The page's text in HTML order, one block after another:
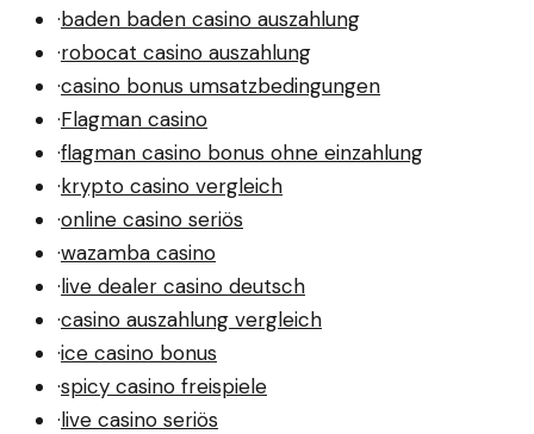
·baden baden casino auszahlung
·robocat casino auszahlung
·casino bonus umsatzbedingungen
·Flagman casino
·flagman casino bonus ohne einzahlung
·krypto casino vergleich
·online casino seriös
·wazamba casino
·live dealer casino deutsch
·casino auszahlung vergleich
·ice casino bonus
·spicy casino freispiele
·live casino seriös